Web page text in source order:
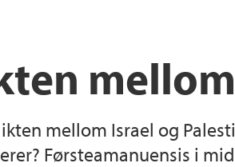
mellom Israel og
Førsteamanuensis i